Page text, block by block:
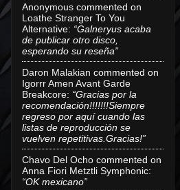
Anonymous commented on
Loathe Stranger To You
Alternative: “Galneryus acaba
de publicar otro disco,
esperando su reseña”
Daron Malakian commented on
Igorrr Amen Avant Garde
Breakcore: “Gracias por la
recomendación!!!!!!!Siempre
regreso por aquí cuando las
listas de reproducción se
vuelven repetitivas.Gracias!”
Chavo Del Ocho commented on
Anna Fiori Metztli Symphonic:
“OK mexicano”